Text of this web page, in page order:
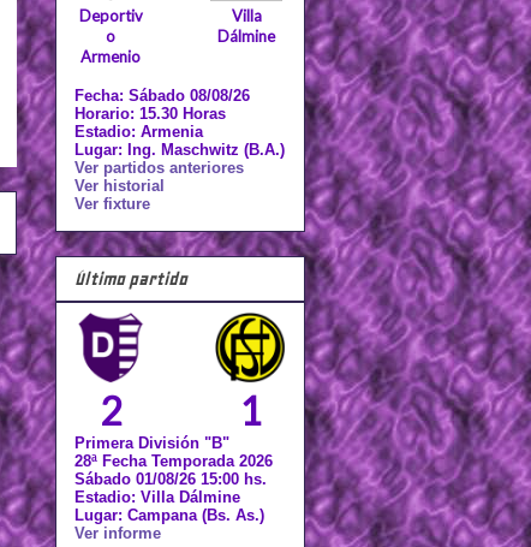
Deportiv
o
Armenio
Villa
Dálmine
Fecha: Sábado 08/08/26
Horario: 15.30 Horas
Estadio: Armenia
Lugar: Ing. Maschwitz (B.A.)
Ver partidos anteriores
Ver historial
Ver fixture
Último partido
2 1
Primera División "B"
28ª Fecha Temporada 2026
Sábado 01/08/26 15:00 hs.
Estadio: Villa Dálmine
Lugar: Campana (Bs. As.)
Ver informe